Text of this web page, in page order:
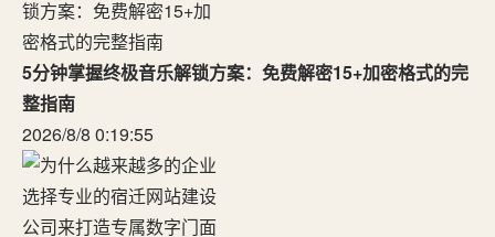
5分钟掌握终极音乐解锁方案：免费解密15+加密格式的完
整指南
2026/8/8 0:19:55